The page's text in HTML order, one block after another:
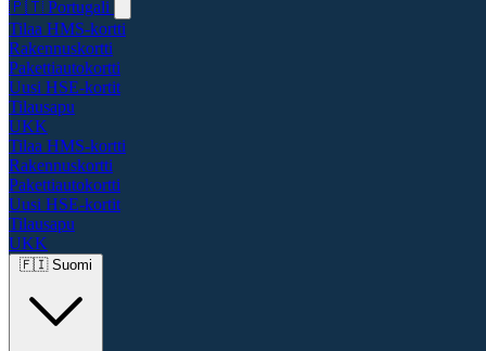
🇵🇹 Portugali
Tilaa HMS-kortti
Rakennuskortti
Pakettiautokortti
Uusi HSE-kortit
Tilausapu
UKK
Tilaa HMS-kortti
Rakennuskortti
Pakettiautokortti
Uusi HSE-kortit
Tilausapu
UKK
🇫🇮 Suomi